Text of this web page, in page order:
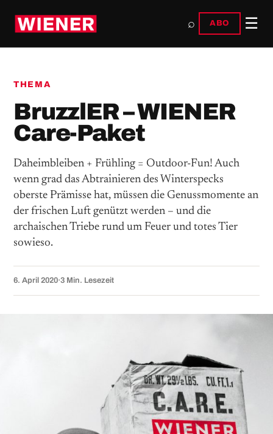
⌕ ABO ☰
THEMA
BruzzlER – WIENER
Care-Paket
Daheimbleiben + Frühling = Outdoor-Fun! Auch
wenn grad das Abtrainieren des Winterspecks
oberste Prämisse hat, müssen die Genussmomente an
der frischen Luft genützt werden – und die
archaischen Triebe rund um Feuer und totes Tier
sowieso.
6. April 2020·3 Min. Lesezeit